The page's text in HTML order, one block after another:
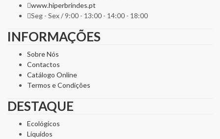
www.hiperbrindes.pt
Seg - Sex / 9:00 - 13:00 - 14:00 - 18:00
INFORMAÇÕES
Sobre Nós
Contactos
Catálogo Online
Termos e Condições
DESTAQUE
Ecológicos
Líquidos